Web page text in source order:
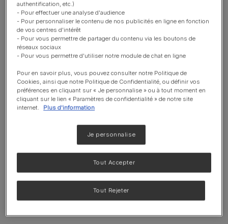
2006. Effets d'un mélange de
nutriments sur les paramètres de
santé rénale chez 40 chats pendant 3
mois.
Formulé pour les chats stérilisés pour
maintenir la santé urinaire et le poids
corporel idéal
Aide à protéger les dents contre la
plaque dentaire et l'accumulation de
tartre
Recommandé pour
Maintien en bonne santé
Stérilisé
authentification, etc.)
- Pour effectuer une analyse d'audience
- Pour personnaliser le contenu de nos publicités en ligne en fonction
de vos centres d'intérêt
- Pour vous permettre de partager du contenu via les boutons de
réseaux sociaux
- Pour vous permettre d'utiliser notre module de chat en ligne
Pour en savoir plus, vous pouvez consulter notre Politique de
Cookies, ainsi que notre Politique de Confidentialité, ou définir vos
préférences en cliquant sur « Je personnalise » ou à tout moment en
cliquant sur le lien « Paramètres de confidentialité » de notre site
internet.
Plus d'information
Je personnalise
Tout Rejeter
Tout Accepter